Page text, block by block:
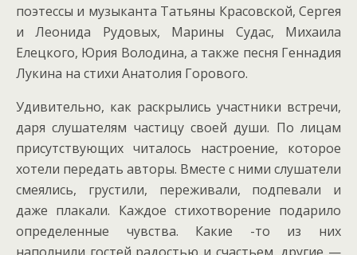
поэтессы и музыканта Татьяны Красовской, Сергея
и Леонида Рудовых, Марины Судас, Михаила
Елецкого, Юрия Володина, а также песня Геннадия
Лукина на стихи Анатолия Горового.
Удивительно, как раскрылись участники встречи,
даря слушателям частицу своей души. По лицам
присутствующих читалось настроение, которое
хотели передать авторы. Вместе с ними слушатели
смеялись, грустили, переживали, подпевали и
даже плакали. Каждое стихотворение подарило
определенные чувства. Какие -то из них